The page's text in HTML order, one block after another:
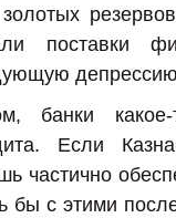
поставки
банки
Если
частично
бы с этими